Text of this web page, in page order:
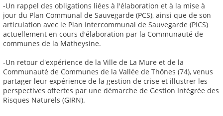
-Un rappel des obligations liées à l'élaboration et à la mise à
jour du Plan Communal de Sauvegarde (PCS), ainsi que de son
articulation avec le Plan Intercommunal de Sauvegarde (PICS)
actuellement en cours d'élaboration par la Communauté de
communes de la Matheysine.
-Un retour d'expérience de la Ville de La Mure et de la
Communauté de Communes de la Vallée de Thônes (74), venus
partager leur expérience de la gestion de crise et illustrer les
perspectives offertes par une démarche de Gestion Intégrée des
Risques Naturels (GIRN).